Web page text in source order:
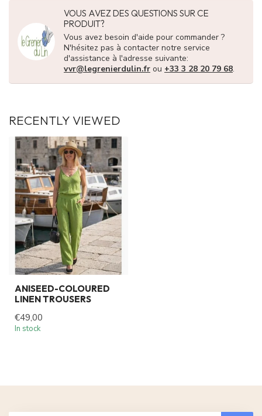
VOUS AVEZ DES QUESTIONS SUR CE
PRODUIT?
Vous avez besoin d'aide pour commander ?
N'hésitez pas à contacter notre service
d'assistance à l'adresse suivante:
vvr@legrenierdulin.fr ou +33 3 28 20 79 68.
RECENTLY VIEWED
ANISEED-COLOURED
LINEN TROUSERS
€49,00
In stock